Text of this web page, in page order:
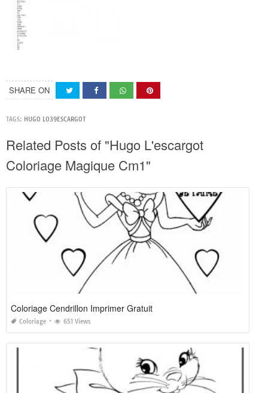
SHARE ON
TAGS: HUGO L039ESCARGOT
Related Posts of "Hugo L'escargot
Coloriage Magique Cm1"
Coloriage Cendrillon Imprimer Gratuit
Coloriage 651 Views